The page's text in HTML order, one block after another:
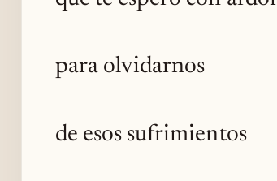
para olvidarnos
de esos sufrimientos